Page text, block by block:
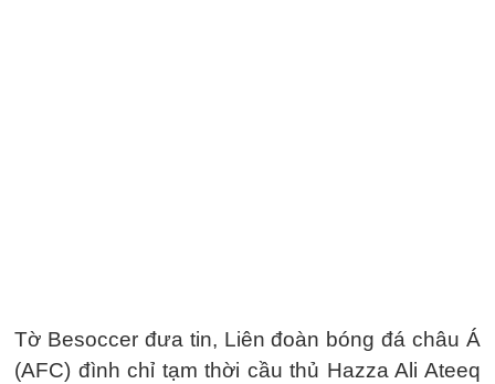
Tờ Besoccer đưa tin, Liên đoàn bóng đá châu Á
(AFC) đình chỉ tạm thời cầu thủ Hazza Ali Ateeq